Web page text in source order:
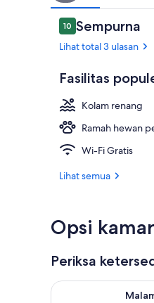
Ulasan
1010 dari 10
Sempurna
Lihat total 3 ulasan
Fasilitas
Kolam renang
Ramah hewan
Wi-Fi Gratis
Lihat semua
Opsi kamar
Periksa
Periksa